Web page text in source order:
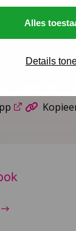
Alles
Details
aan
aan een
met de andere